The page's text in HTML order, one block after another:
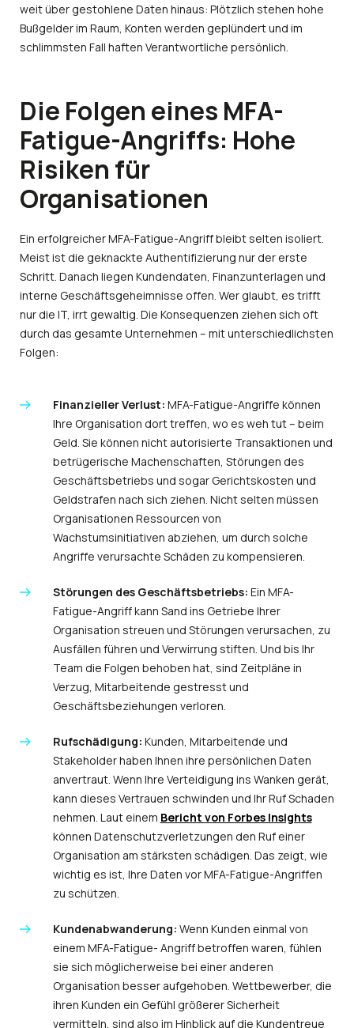
weit über gestohlene Daten hinaus: Plötzlich stehen hohe
Bußgelder im Raum, Konten werden geplündert und im
schlimmsten Fall haften Verantwortliche persönlich.
Die Folgen eines MFA-
Fatigue-Angriffs: Hohe
Risiken für
Organisationen
Ein erfolgreicher MFA-Fatigue-Angriff bleibt selten isoliert.
Meist ist die geknackte Authentifizierung nur der erste
Schritt. Danach liegen Kundendaten, Finanzunterlagen und
interne Geschäftsgeheimnisse offen. Wer glaubt, es trifft
nur die IT, irrt gewaltig. Die Konsequenzen ziehen sich oft
durch das gesamte Unternehmen – mit unterschiedlichsten
Folgen:
Finanzieller Verlust: MFA-Fatigue-Angriffe können
Ihre Organisation dort treffen, wo es weh tut – beim
Geld. Sie können nicht autorisierte Transaktionen und
betrügerische Machenschaften, Störungen des
Geschäftsbetriebs und sogar Gerichtskosten und
Geldstrafen nach sich ziehen. Nicht selten müssen
Organisationen Ressourcen von
Wachstumsinitiativen abziehen, um durch solche
Angriffe verursachte Schäden zu kompensieren.
Störungen des Geschäftsbetriebs: Ein MFA-
Fatigue-Angriff kann Sand ins Getriebe Ihrer
Organisation streuen und Störungen verursachen, zu
Ausfällen führen und Verwirrung stiften. Und bis Ihr
Team die Folgen behoben hat, sind Zeitpläne in
Verzug, Mitarbeitende gestresst und
Geschäftsbeziehungen verloren.
Rufschädigung: Kunden, Mitarbeitende und
Stakeholder haben Ihnen ihre persönlichen Daten
anvertraut. Wenn Ihre Verteidigung ins Wanken gerät,
kann dieses Vertrauen schwinden und Ihr Ruf Schaden
nehmen. Laut einem Bericht von Forbes Insights
können Datenschutzverletzungen den Ruf einer
Organisation am stärksten schädigen. Das zeigt, wie
wichtig es ist, Ihre Daten vor MFA-Fatigue-Angriffen
zu schützen.
Kundenabwanderung: Wenn Kunden einmal von
einem MFA-Fatigue- Angriff betroffen waren, fühlen
sie sich möglicherweise bei einer anderen
Organisation besser aufgehoben. Wettbewerber, die
ihren Kunden ein Gefühl größerer Sicherheit
vermitteln, sind also im Hinblick auf die Kundentreue